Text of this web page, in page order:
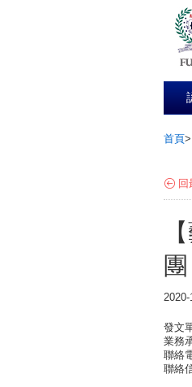
首頁>
回
2020-
發文
業務
聯絡
聯絡